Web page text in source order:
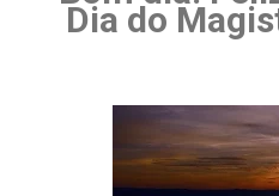
Dia do